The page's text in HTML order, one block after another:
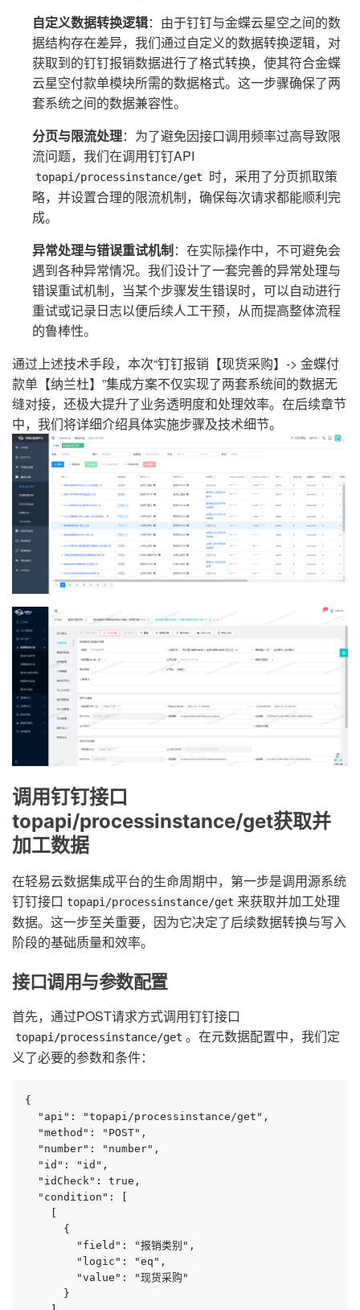
自定义数据转换逻辑：由于钉钉与金蝶云星空之间的数
据结构存在差异，我们通过自定义的数据转换逻辑，对
获取到的钉钉报销数据进行了格式转换，使其符合金蝶
云星空付款单模块所需的数据格式。这一步骤确保了两
套系统之间的数据兼容性。
分页与限流处理：为了避免因接口调用频率过高导致限
流问题，我们在调用钉钉API
topapi/processinstance/get
时，采用了分页抓取策
略，并设置合理的限流机制，确保每次请求都能顺利完
成。
异常处理与错误重试机制：在实际操作中，不可避免会
遇到各种异常情况。我们设计了一套完善的异常处理与
错误重试机制，当某个步骤发生错误时，可以自动进行
重试或记录日志以便后续人工干预，从而提高整体流程
的鲁棒性。
通过上述技术手段，本次“钉钉报销【现货采购】-> 金蝶付
款单【纳兰杜】”集成方案不仅实现了两套系统间的数据无
缝对接，还极大提升了业务透明度和处理效率。在后续章节
中，我们将详细介绍具体实施步骤及技术细节。
调用钉钉接口
topapi/processinstance/get获取并
加工数据
在轻易云数据集成平台的生命周期中，第一步是调用源系统
钉钉接口 topapi/processinstance/get 来获取并加工处理
数据。这一步至关重要，因为它决定了后续数据转换与写入
阶段的基础质量和效率。
接口调用与参数配置
首先，通过POST请求方式调用钉钉接口
topapi/processinstance/get 。在元数据配置中，我们定
义了必要的参数和条件：
{
  "api": "topapi/processinstance/get",
  "method": "POST",
  "number": "number",
  "id": "id",
  "idCheck": true,
  "condition": [
      {
        "field": "报销类别",
        "logic": "eq",
        "value": "现货采购"
      }